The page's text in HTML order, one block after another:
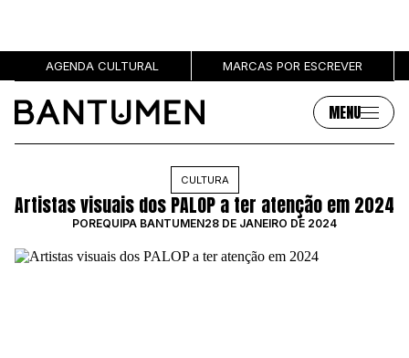
AGENDA CULTURAL MARCAS POR ESCREVER
MENU
MÚSICA
CULTURA
Sobre
SOBRE NÓS
AUTORES
CULTURA
Artistas visuais dos PALOP a ter atenção em 2024
POREQUIPA BANTUMEN28 DE JANEIRO DE 2024